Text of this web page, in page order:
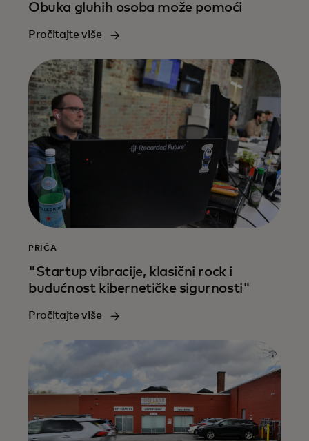
Obuka gluhih osoba može pomoći
Pročitajte više
PRIČA
"Startup vibracije, klasični rock i
budućnost kibernetičke sigurnosti"
Pročitajte više